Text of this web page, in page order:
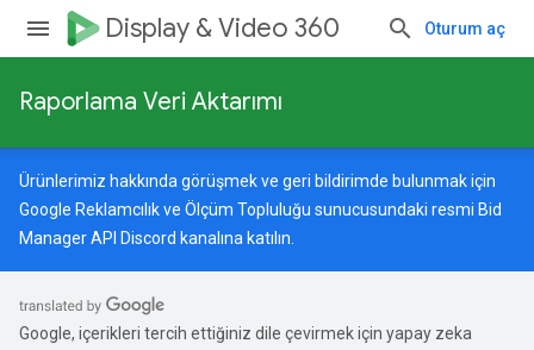
Display & Video 360 Oturum aç
Raporlama Veri Aktarımı
Ürünlerimiz hakkında görüşmek ve geri bildirimde bulunmak için
Google Reklamcılık ve Ölçüm Topluluğu sunucusundaki resmi Bid
Manager API Discord kanalına katılın.
Google, içerikleri tercih ettiğiniz dile çevirmek için yapay zeka